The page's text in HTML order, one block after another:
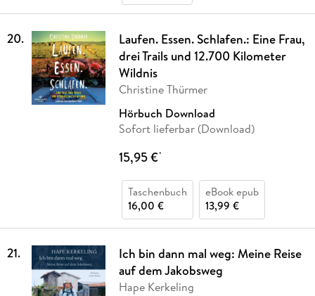
20.
Laufen. Essen. Schlafen.: Eine Frau,
drei Trails und 12.700 Kilometer
Wildnis
Christine Thürmer
Hörbuch Download
Sofort lieferbar (Download)
15,95 €*
Taschenbuch
16,00 €
eBook epub
13,99 €
21.
Ich bin dann mal weg: Meine Reise
auf dem Jakobsweg
Hape Kerkeling